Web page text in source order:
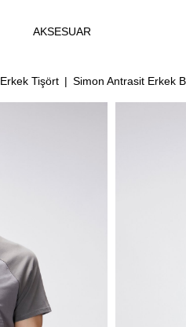
AKSESUAR
Erkek Tişört Simon Antrasit Erkek